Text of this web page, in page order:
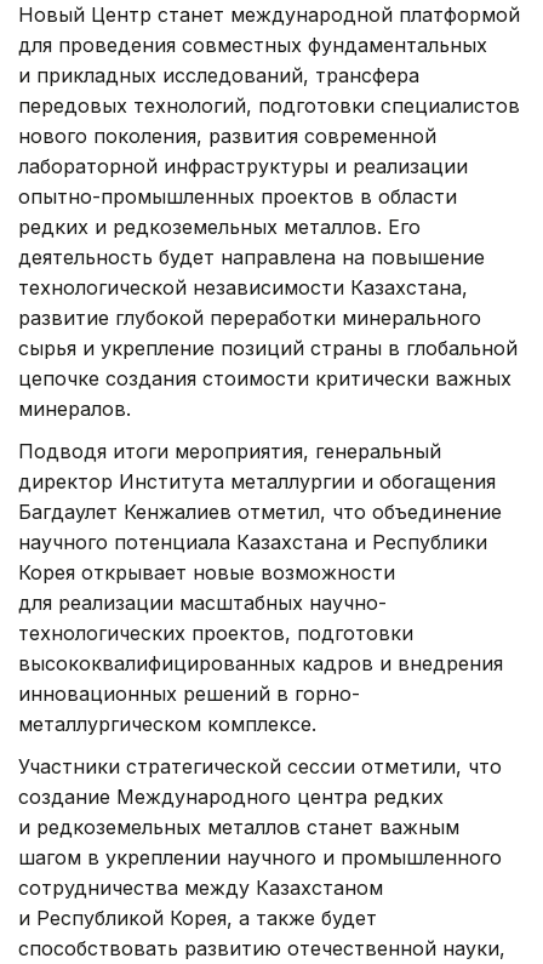
Новый Центр станет международной платформой
для проведения совместных фундаментальных
и прикладных исследований, трансфера
передовых технологий, подготовки специалистов
нового поколения, развития современной
лабораторной инфраструктуры и реализации
опытно-промышленных проектов в области
редких и редкоземельных металлов. Его
деятельность будет направлена на повышение
технологической независимости Казахстана,
развитие глубокой переработки минерального
сырья и укрепление позиций страны в глобальной
цепочке создания стоимости критически важных
минералов.
Подводя итоги мероприятия, генеральный
директор Института металлургии и обогащения
Багдаулет Кенжалиев отметил, что объединение
научного потенциала Казахстана и Республики
Корея открывает новые возможности
для реализации масштабных научно-
технологических проектов, подготовки
высококвалифицированных кадров и внедрения
инновационных решений в горно-
металлургическом комплексе.
Участники стратегической сессии отметили, что
создание Международного центра редких
и редкоземельных металлов станет важным
шагом в укреплении научного и промышленного
сотрудничества между Казахстаном
и Республикой Корея, а также будет
способствовать развитию отечественной науки,